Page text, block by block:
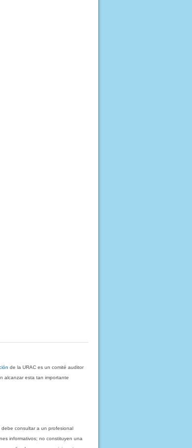
de la URAC es un comité auditor
alcanzar esta tan importante
consultar a un profesional
informativos; no constituyen una